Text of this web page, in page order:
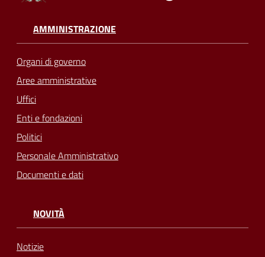
AMMINISTRAZIONE
Organi di governo
Aree amministrative
Uffici
Enti e fondazioni
Politici
Personale Amministrativo
Documenti e dati
NOVITÀ
Notizie